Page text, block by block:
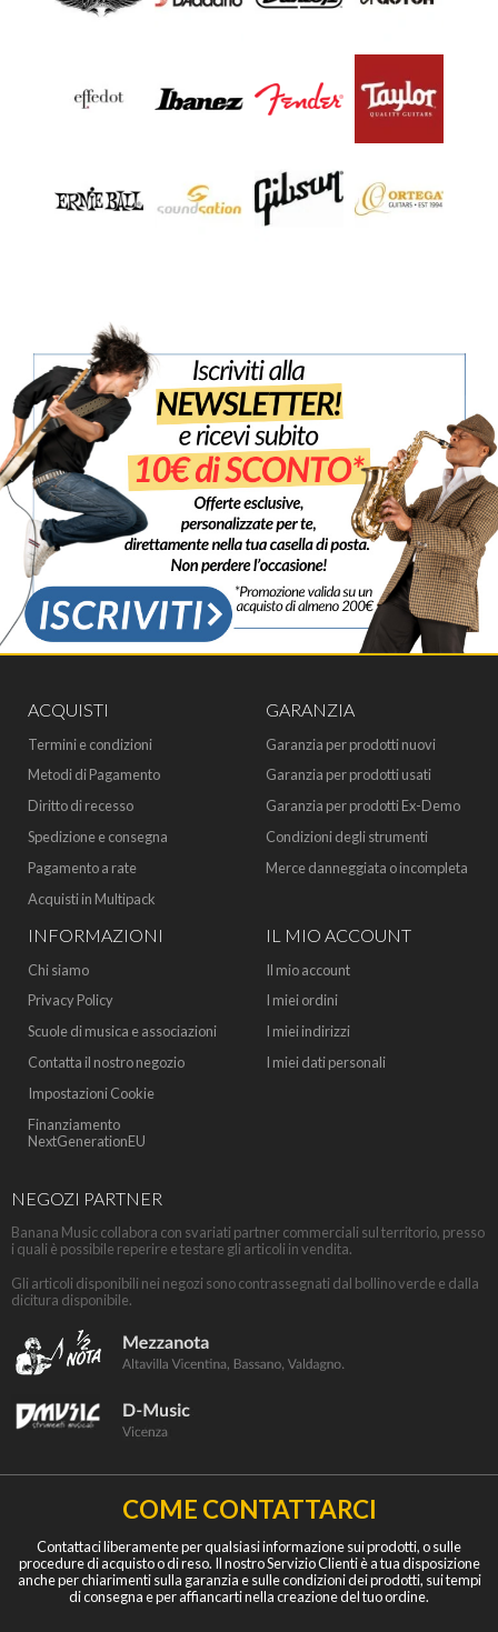
ACQUISTI
Termini e condizioni
Metodi di Pagamento
Diritto di recesso
Spedizione e consegna
Pagamento a rate
Acquisti in Multipack
GARANZIA
Garanzia per prodotti nuovi
Garanzia per prodotti usati
Garanzia per prodotti Ex-Demo
Condizioni degli strumenti
Merce danneggiata o incompleta
INFORMAZIONI
Chi siamo
Privacy Policy
Scuole di musica e associazioni
Contatta il nostro negozio
Impostazioni Cookie
Finanziamento
NextGenerationEU
IL MIO ACCOUNT
Il mio account
I miei ordini
I miei indirizzi
I miei dati personali
NEGOZI PARTNER
Banana Music collabora con svariati partner commerciali sul territorio, presso
i quali è possibile reperire e testare gli articoli in vendita.
Gli articoli disponibili nei negozi sono contrassegnati dal bollino verde e dalla
dicitura disponibile.
COME CONTATTARCI
Contattaci liberamente per qualsiasi informazione sui prodotti, o sulle
procedure di acquisto o di reso. Il nostro Servizio Clienti è a tua disposizione
anche per chiarimenti sulla garanzia e sulle condizioni dei prodotti, sui tempi
di consegna e per affiancarti nella creazione del tuo ordine.